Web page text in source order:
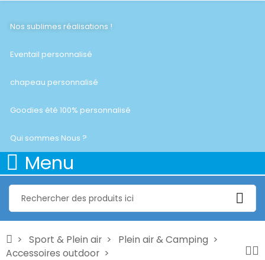
Nos sublimes réalisations !
Eventail personnalisé
chapeau personnalisé
Goodies été 100% personnalisé
Qui sommes Nous ?
Menu
Sport & Plein air
Plein air & Camping
Accessoires outdoor